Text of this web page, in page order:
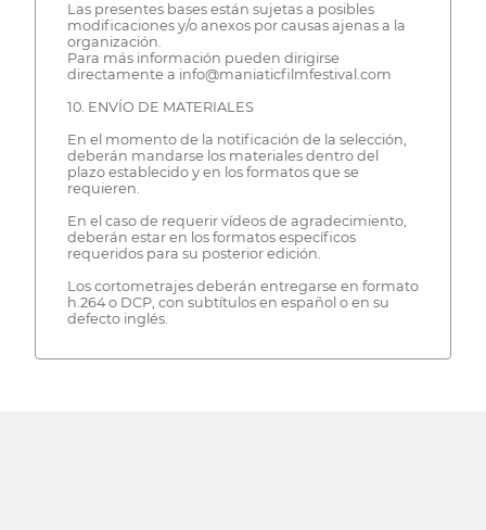
Las presentes bases están sujetas a posibles
modificaciones y/o anexos por causas ajenas a la
organización.
Para más información pueden dirigirse
directamente a info@maniaticfilmfestival.com
10. ENVÍO DE MATERIALES
En el momento de la notificación de la selección,
deberán mandarse los materiales dentro del
plazo establecido y en los formatos que se
requieren.
En el caso de requerir vídeos de agradecimiento,
deberán estar en los formatos específicos
requeridos para su posterior edición.
Los cortometrajes deberán entregarse en formato
h.264 o DCP, con subtítulos en español o en su
defecto inglés.